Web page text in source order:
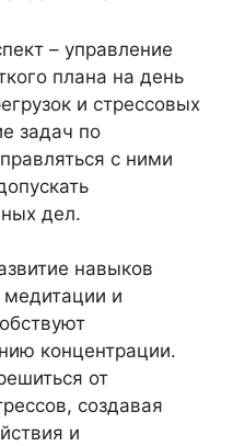
– управление
плана на день
и стрессовых
задач по
с ними
дел.
навыков
медитации и
концентрации.
от
создавая
и